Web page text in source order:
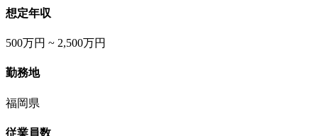
想定年収
500万円 ~ 2,500万円
勤務地
福岡県
従業員数